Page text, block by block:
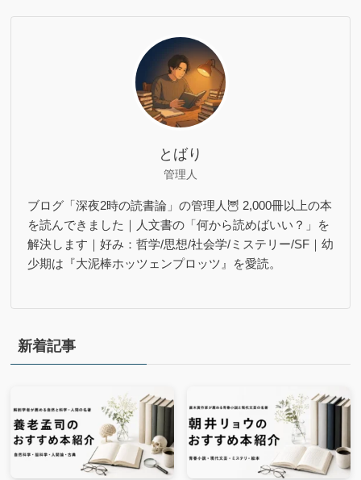
とばり
管理人
ブログ「深夜2時の読書論」の管理人🦉 2,000冊以上の本
を読んできました｜人文書の「何から読めばいい？」を
解決します｜好み：哲学/思想/社会学/ミステリー/SF｜幼
少期は『大泥棒ホッツェンプロッツ』を愛読。
新着記事